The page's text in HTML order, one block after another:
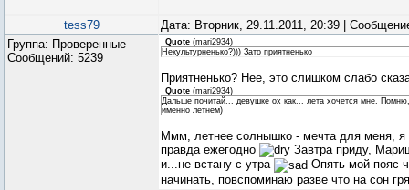
tess79
Дата: Вторник, 29.11.2011, 20:39 |
Группа: Проверенные
Сообщений: 5239
Quote (mari2934)
Некультурненько?))) Зато приятненько
Приятненько? Нее, это слишком слабо
Quote (mari2934)
Дальше почитай... девушке ох как... лета хочется мне.
именно летнем)
Ммм, летнее солнышко - мечта для меня, я
правда ежегодно
Завтра приду,
и...не встану с утра
Опять мой пояс
начинать, повспоминаю разве что на сон